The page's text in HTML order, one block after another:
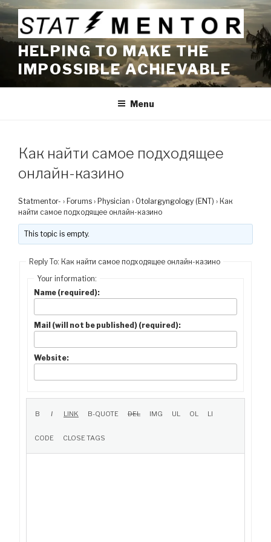
Skip
to
content
HELPING TO MAKE THE
IMPOSSIBLE ACHIEVABLE
Menu
Как найти самое подходящее
онлайн-казино
Statmentor- › Forums › Physician › Otolargyngology (ENT) › Как
найти самое подходящее онлайн-казино
This topic is empty.
Reply To: Как найти самое подходящее онлайн-казино
Your information:
Name (required):
Mail (will not be published) (required):
Website: